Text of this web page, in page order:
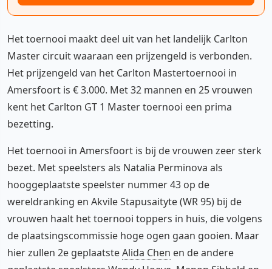
Het toernooi maakt deel uit van het landelijk Carlton
Master circuit waaraan een prijzengeld is verbonden.
Het prijzengeld van het Carlton Mastertoernooi in
Amersfoort is € 3.000. Met 32 mannen en 25 vrouwen
kent het Carlton GT 1 Master toernooi een prima
bezetting.
Het toernooi in Amersfoort is bij de vrouwen zeer sterk
bezet. Met speelsters als Natalia Perminova als
hooggeplaatste speelster nummer 43 op de
wereldranking en Akvile Stapusaityte (WR 95) bij de
vrouwen haalt het toernooi toppers in huis, die volgens
de plaatsingscommissie hoge ogen gaan gooien. Maar
hier zullen 2e geplaatsteAlida Chen en de andere